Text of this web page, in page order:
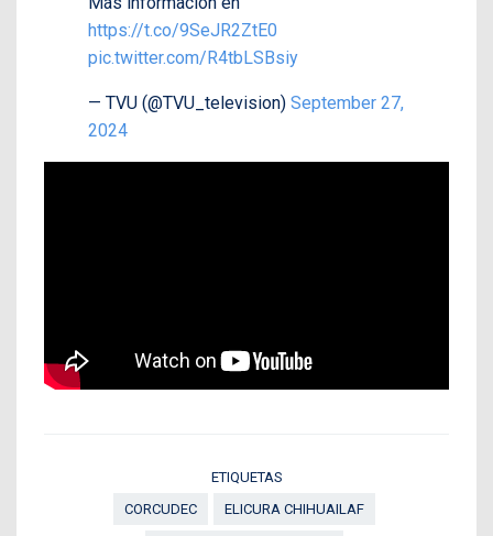
https://t.co/9SeJR2ZtE0
pic.twitter.com/R4tbLSBsiy
— TVU (@TVU_television) September 27,
2024
ETIQUETAS
CORCUDEC
ELICURA CHIHUAILAF